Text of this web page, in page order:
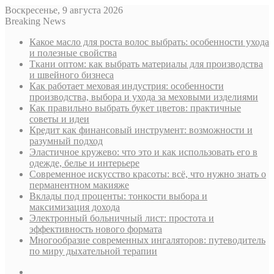
Воскресенье, 9 августа 2026
Breaking News
Какое масло для роста волос выбрать: особенности ухода
и полезные свойства
Ткани оптом: как выбрать материалы для производства
и швейного бизнеса
Как работает меховая индустрия: особенности
производства, выбора и ухода за меховыми изделиями
Как правильно выбрать букет цветов: практичные
советы и идеи
Кредит как финансовый инструмент: возможности и
разумный подход
Эластичное кружево: что это и как использовать его в
одежде, белье и интерьере
Современное искусство красоты: всё, что нужно знать о
перманентном макияже
Вклады под проценты: тонкости выбора и
максимизация дохода
Электронный больничный лист: простота и
эффективность нового формата
Многообразие современных ингаляторов: путеводитель
по миру дыхательной терапии